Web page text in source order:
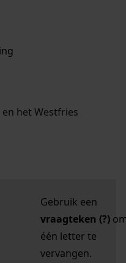
aantal zoektips.
aantal zoektips.
het Westfries
uw zoekopdracht te
Gebruik een
vraagteken (?)
één letter te
vervangen.